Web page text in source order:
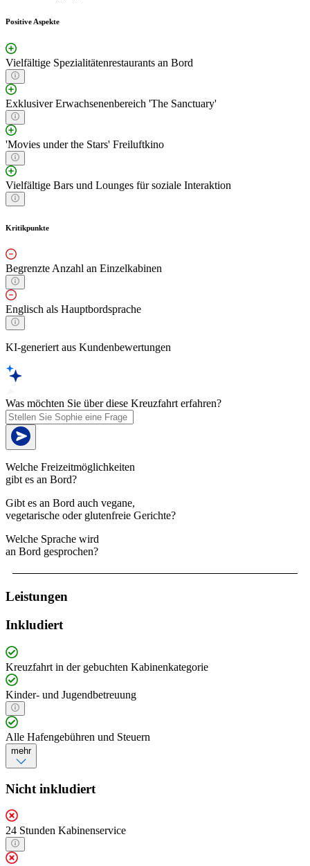
Positive Aspekte
Vielfältige Spezialitätenrestaurants an Bord
Exklusiver Erwachsenenbereich 'The Sanctuary'
'Movies under the Stars' Freiluftkino
Vielfältige Bars und Lounges für soziale Interaktion
Kritikpunkte
Begrenzte Anzahl an Einzelkabinen
Englisch als Hauptbordsprache
KI-generiert aus Kundenbewertungen
Was möchten Sie über diese Kreuzfahrt erfahren?
Welche Freizeitmöglichkeiten
gibt es an Bord?
Gibt es an Bord auch vegane,
vegetarische oder glutenfreie Gerichte?
Welche Sprache wird
an Bord gesprochen?
Leistungen
Inkludiert
Kreuzfahrt in der gebuchten Kabinenkategorie
Kinder- und Jugendbetreuung
Alle Hafengebühren und Steuern
mehr
Nicht inkludiert
24 Stunden Kabinenservice